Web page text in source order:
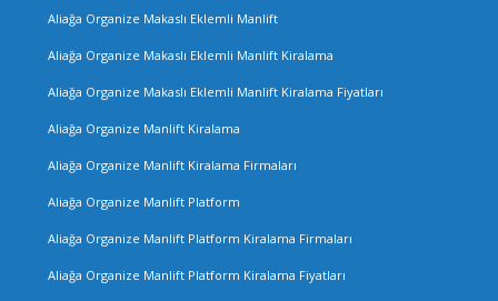
Aliağa Organize Makaslı Eklemli Manlift
Aliağa Organize Makaslı Eklemli Manlift Kiralama
Aliağa Organize Makaslı Eklemli Manlift Kiralama Fiyatları
Aliağa Organize Manlift Kiralama
Aliağa Organize Manlift Kiralama Firmaları
Aliağa Organize Manlift Platform
Aliağa Organize Manlift Platform Kiralama Firmaları
Aliağa Organize Manlift Platform Kiralama Fiyatları